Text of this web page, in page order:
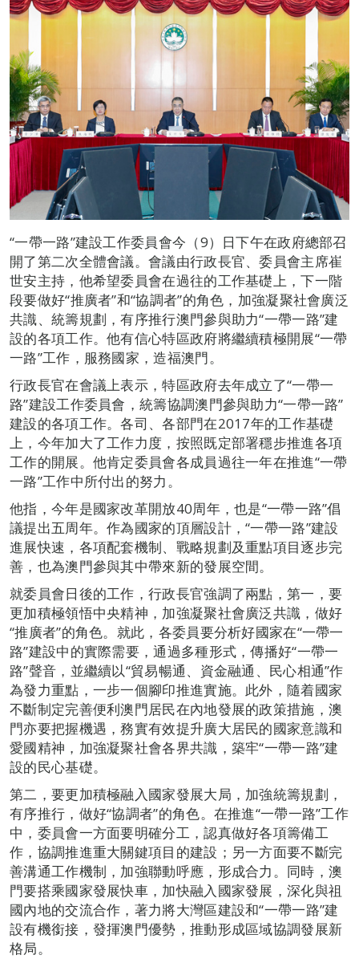
“一帶一路”建設工作委員會今（9）日下午在政府總部召
開了第二次全體會議。會議由行政長官、委員會主席崔
世安主持，他希望委員會在過往的工作基礎上，下一階
段要做好“推廣者”和“協調者”的角色，加強凝聚社會廣泛
共識、統籌規劃，有序推行澳門參與助力“一帶一路”建
設的各項工作。他有信心特區政府將繼續積極開展“一帶
一路”工作，服務國家，造福澳門。
行政長官在會議上表示，特區政府去年成立了“一帶一
路”建設工作委員會，統籌協調澳門參與助力“一帶一路”
建設的各項工作。各司、各部門在2017年的工作基礎
上，今年加大了工作力度，按照既定部署穩步推進各項
工作的開展。他肯定委員會各成員過往一年在推進“一帶
一路”工作中所付出的努力。
他指，今年是國家改革開放40周年，也是“一帶一路”倡
議提出五周年。作為國家的頂層設計，“一帶一路”建設
進展快速，各項配套機制、戰略規劃及重點項目逐步完
善，也為澳門參與其中帶來新的發展空間。
就委員會日後的工作，行政長官強調了兩點，第一，要
更加積極領悟中央精神，加強凝聚社會廣泛共識，做好
“推廣者”的角色。就此，各委員要分析好國家在“一帶一
路”建設中的實際需要，通過多種形式，傳播好“一帶一
路”聲音，並繼續以“貿易暢通、資金融通、民心相通”作
為發力重點，一步一個腳印推進實施。此外，隨着國家
不斷制定完善便利澳門居民在內地發展的政策措施，澳
門亦要把握機遇，務實有效提升廣大居民的國家意識和
愛國精神，加強凝聚社會各界共識，築牢“一帶一路”建
設的民心基礎。
第二，要更加積極融入國家發展大局，加強統籌規劃，
有序推行，做好“協調者”的角色。在推進“一帶一路”工作
中，委員會一方面要明確分工，認真做好各項籌備工
作，協調推進重大關鍵項目的建設；另一方面要不斷完
善溝通工作機制，加強聯動呼應，形成合力。同時，澳
門要搭乘國家發展快車，加快融入國家發展，深化與祖
國內地的交流合作，著力將大灣區建設和“一帶一路”建
設有機銜接，發揮澳門優勢，推動形成區域協調發展新
格局。